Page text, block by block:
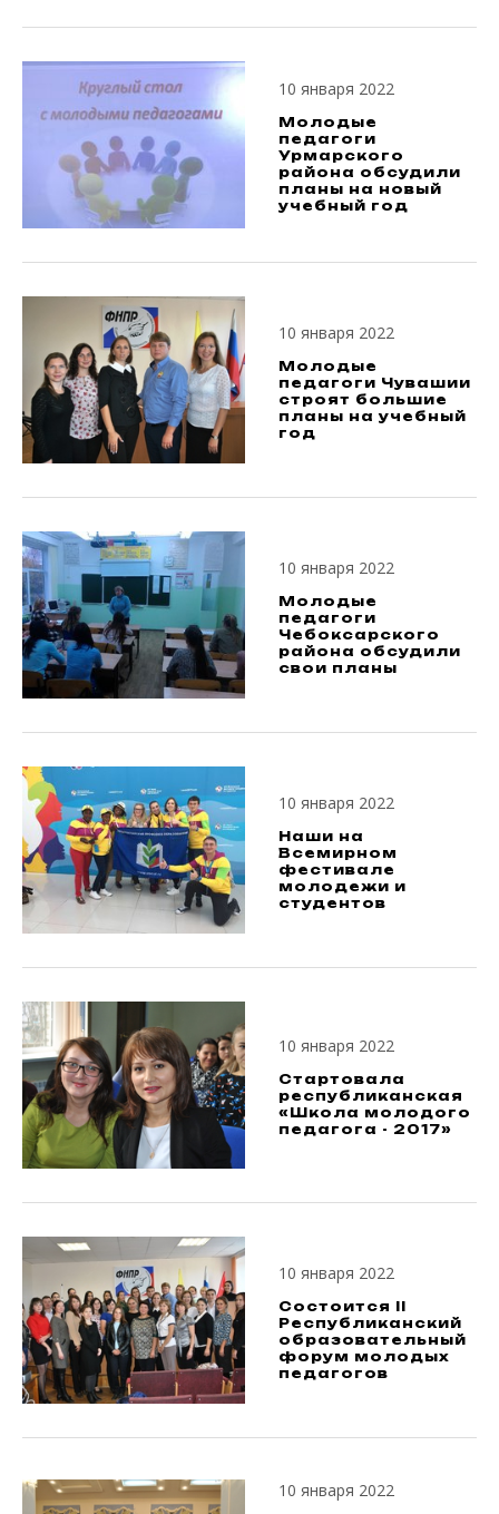
10 января 2022
Молодые
педагоги
Урмарского
района обсудили
планы на новый
учебный год
10 января 2022
Молодые
педагоги Чувашии
строят большие
планы на учебный
год
10 января 2022
Молодые
педагоги
Чебоксарского
района обсудили
свои планы
10 января 2022
Наши на
Всемирном
фестивале
молодежи и
студентов
10 января 2022
Стартовала
республиканская
«Школа молодого
педагога - 2017»
10 января 2022
Состоится II
Республиканский
образовательный
форум молодых
педагогов
10 января 2022